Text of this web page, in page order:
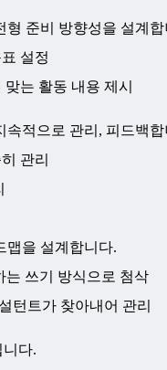
형 준비 방향성을 설계합
설정
는 활동 내용 제시
속적으로 관리, 피드백합
관리
맵을 설계합니다.
는 쓰기 방식으로 첨삭
턴트가 찾아내어 관리
다.